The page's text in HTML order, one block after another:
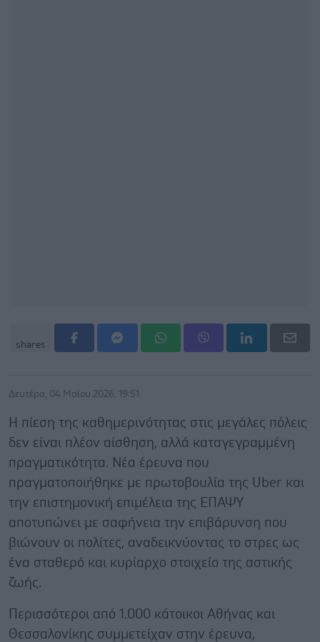
shares
Δευτέρα, 04 Μαΐου 2026, 19:51
Η πίεση της καθημερινότητας στις μεγάλες πόλεις
δεν είναι πλέον αίσθηση, αλλά καταγεγραμμένη
πραγματικότητα. Νέα έρευνα που
πραγματοποιήθηκε με πρωτοβουλία της Uber και
την επιστημονική επιμέλεια της ΕΠΑΨΥ
αποτυπώνει με σαφήνεια την επιβάρυνση που
βιώνουν οι πολίτες, αναδεικνύοντας το στρες ως
ένα σταθερό και κυρίαρχο στοιχείο της αστικής
ζωής.
Περισσότεροι από 1.000 κάτοικοι Αθήνας και
Θεσσαλονίκης συμμετείχαν στην έρευνα,